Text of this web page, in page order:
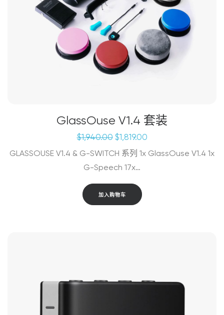
GlassOuse V1.4 套装
$1,940.00 原
为：
$1,940.00。
$1,819.00当
价
GLASSOUSE V1.4 & G-SWITCH 系列 1x GlassOuse V1.4 1x
G-Speech 17x…
加入购物车